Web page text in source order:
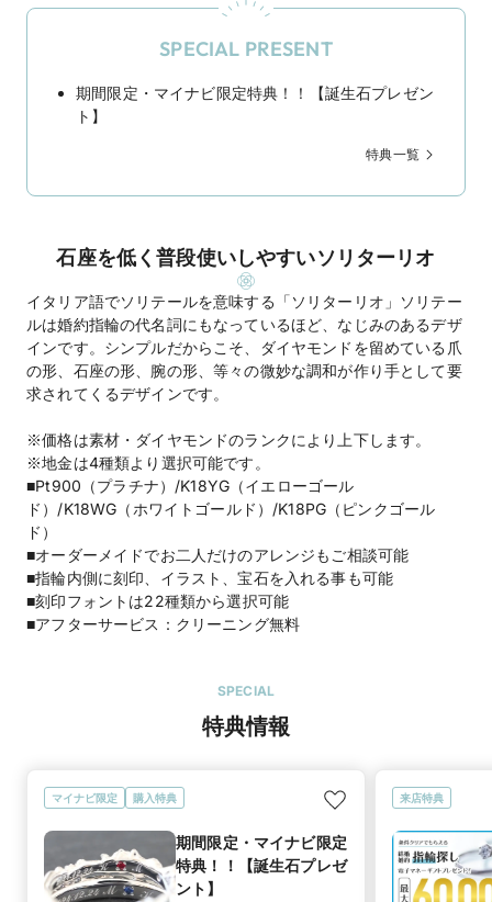
SPECIAL PRESENT
期間限定・マイナビ限定特典！！【誕生石プレゼン
ト】
特典一覧
石座を低く普段使いしやすいソリターリオ
イタリア語でソリテールを意味する「ソリターリオ」ソリテー
ルは婚約指輪の代名詞にもなっているほど、なじみのあるデザ
インです。シンプルだからこそ、ダイヤモンドを留めている爪
の形、石座の形、腕の形、等々の微妙な調和が作り手として要
求されてくるデザインです。
※価格は素材・ダイヤモンドのランクにより上下します。
※地金は4種類より選択可能です。
■Pt900（プラチナ）/K18YG（イエローゴール
ド）/K18WG（ホワイトゴールド）/K18PG（ピンクゴール
ド）
■オーダーメイドでお二人だけのアレンジもご相談可能
■指輪内側に刻印、イラスト、宝石を入れる事も可能
■刻印フォントは22種類から選択可能
■アフターサービス：クリーニング無料
SPECIAL
特典情報
マイナビ限定 購入特典
期間限定・マイナビ限定
特典！！【誕生石プレゼ
ント】
来店特典